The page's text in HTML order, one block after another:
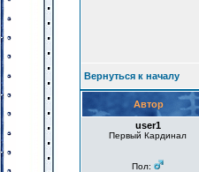
Вернуться к началу
Автор
user1
Первый Кардинал
Пол: